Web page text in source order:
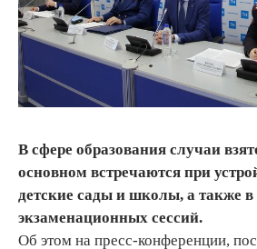
В сфере образования случаи
основном встречаются при
детские сады и школы, а также в
экзаменационных сессий.
Об этом на пресс-конференции,